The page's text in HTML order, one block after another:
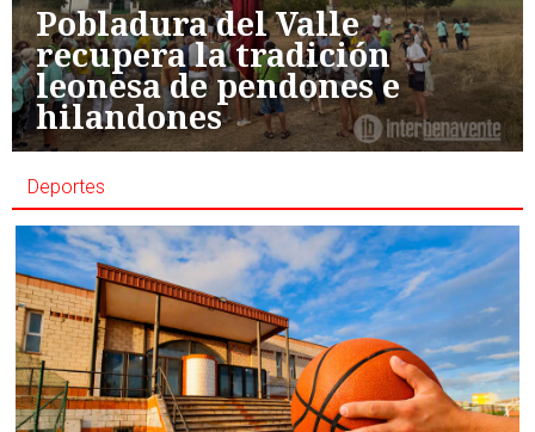
Pobladura del Valle
recupera la tradición
leonesa de pendones e
hilandones
Deportes